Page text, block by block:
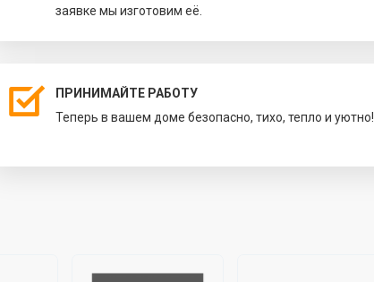
заявке мы изготовим её.
ПРИНИМАЙТЕ РАБОТУ
Теперь в вашем доме безопасно, тихо, тепло и уютно!